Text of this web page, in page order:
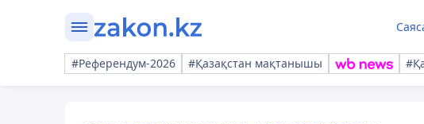
#Референдум-2026 #Қазақстан мақтанышы